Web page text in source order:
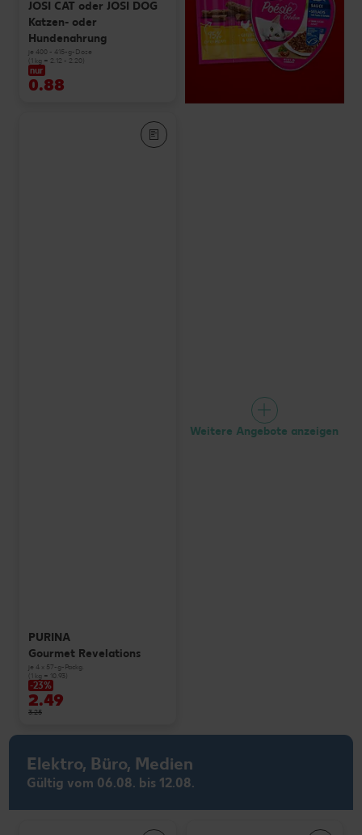
JOSI CAT oder JOSI DOG
Katzen- oder
Hundenahrung
je 400 - 415-g-Dose
(1 kg = 2.12 - 2.20)
nur
0.88
PURINA
Gourmet Revelations
je 4 x 57-g-Packg.
(1 kg = 10.93)
-23%
2.49
3.25
Weitere Angebote anzeigen
Elektro, Büro, Medien
Gültig vom 06.08. bis 12.08.